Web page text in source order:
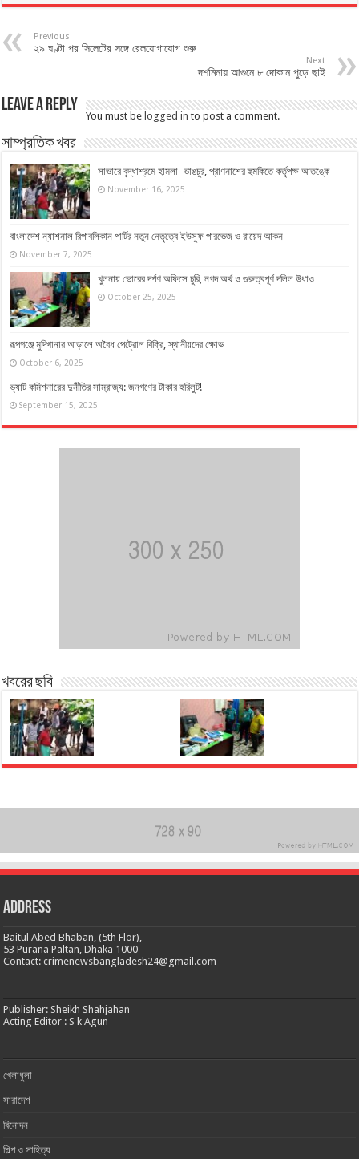
Previous
২৯ ঘণ্টা পর সিলেটের সঙ্গে রেলযোগাযোগ শুরু
Next
দশমিনায় আগুনে ৮ দোকান পুড়ে ছাই
Leave a Reply
You must be logged in to post a comment.
সাম্প্রতিক খবর
সাভারে বৃদ্ধাশ্রমে হামলা–ভাঙচুর, প্রাণনাশের হুমকিতে কর্তৃপক্ষ আতঙ্কে
November 16, 2025
বাংলাদেশ ন্যাশনাল রিপাবলিকান পার্টির নতুন নেতৃত্বে ইউসুফ পারভেজ ও রায়েদ আকন
November 7, 2025
খুলনায় ভোরের দর্পণ অফিসে চুরি, নগদ অর্থ ও গুরুত্বপূর্ণ দলিল উধাও
October 25, 2025
রূপগঞ্জে মুদিখানার আড়ালে অবৈধ পেট্রোল বিক্রি, স্থানীয়দের ক্ষোভ
October 6, 2025
ভ্যাট কমিশনারের দুর্নীতির সাম্রাজ্য: জনগণের টাকার হরিলুট!
September 15, 2025
খবরের ছবি
Address
Baitul Abed Bhaban, (5th Flor),
53 Purana Paltan, Dhaka 1000
Contact: crimenewsbangladesh24@gmail.com
Publisher: Sheikh Shahjahan
Acting Editor : S k Agun
খেলাধুলা
সারাদেশ
বিনোদন
শিল্প ও সাহিত্য